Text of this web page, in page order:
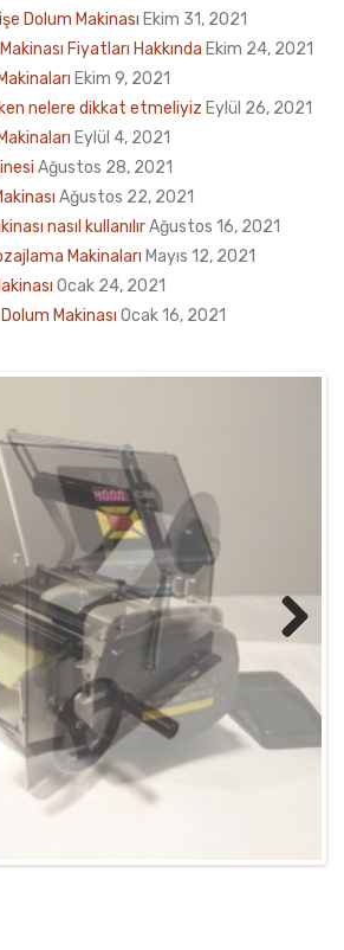
Dolum Makinası Ekim 31, 2021
Fiyatları Hakkında Ekim 24, 2021
Ekim 9, 2021
nelere dikkat etmeliyiz Eylül 26, 2021
Eylül 4, 2021
Ağustos 28, 2021
Ağustos 22, 2021
nasıl kullanılırAğustos 16, 2021
Makinaları Mayıs 12, 2021
Ocak 24, 2021
Makinası Ocak 16, 2021